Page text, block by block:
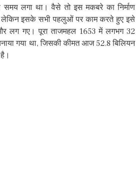
लगा था। वैसे तो इस मकबरे का निर्माण
लेकिन इसके सभी पहलुओं पर काम करते हुए इसे
लग गए। पूरा ताजमहल 1653 में लगभग 32
गया था, जिसकी कीमत आज 52.8 बिलियन